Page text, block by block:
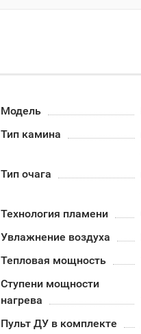
Модель
Тип камина
Тип очага
Технология пламени
Увлажнение воздуха
Тепловая мощность
Ступени мощности
нагрева
Пульт ДУ в комплекте